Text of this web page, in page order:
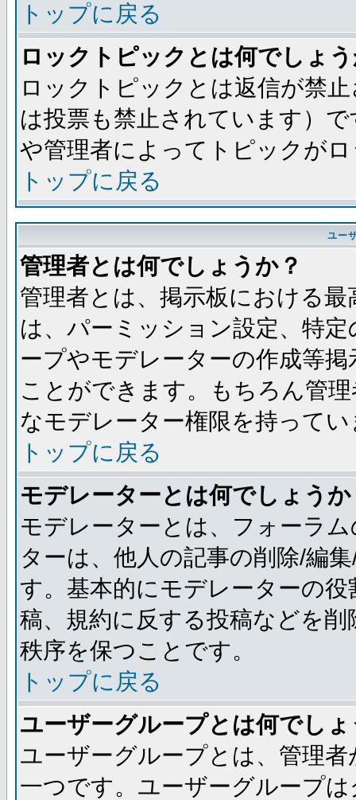
トップに戻る
ロックトピックとは何でしょ
ロックトピックとは返信が禁
は投票も禁止されています）
や管理者によってトピックが
トップに戻る
ユー
管理者とは何でしょうか？
管理者とは、掲示板における
は、パーミッション設定、特
ープやモデレーターの作成等
ことができます。もちろん管
なモデレーター権限を持ってい
トップに戻る
モデレーターとは何でしょうか
モデレーターとは、フォーラ
ターは、他人の記事の削除/編
す。基本的にモデレーターの
稿、規約に反する投稿などを
秩序を保つことです。
トップに戻る
ユーザーグループとは何でし
ユーザーグループとは、管理
一つです。ユーザーグループ